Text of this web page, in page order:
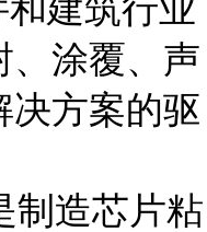
建筑行业
、涂覆、声
决方案的驱
制造芯片粘